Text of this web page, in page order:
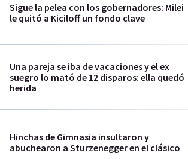
Sigue la pelea con los gobernadores: Milei
le quitó a Kiciloff un fondo clave
Una pareja se iba de vacaciones y el ex
suegro lo mató de 12 disparos: ella quedó
herida
Hinchas de Gimnasia insultaron y
abuchearon a Sturzenegger en el clásico